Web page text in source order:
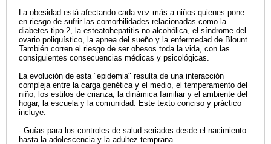
La obesidad está afectando cada vez más a niños quienes pone
en riesgo de sufrir las comorbilidades relacionadas como la
diabetes tipo 2, la esteatohepatitis no alcohólica, el síndrome del
ovario poliquístico, la apnea del sueño y la enfermedad de Blount.
También corren el riesgo de ser obesos toda la vida, con las
consiguientes consecuencias médicas y psicológicas.
La evolución de esta "epidemia" resulta de una interacción
compleja entre la carga genética y el medio, el temperamento del
niño, los estilos de crianza, la dinámica familiar y el ambiente del
hogar, la escuela y la comunidad. Este texto conciso y práctico
incluye:
- Guías para los controles de salud seriados desde el nacimiento
hasta la adolescencia y la adultez temprana.